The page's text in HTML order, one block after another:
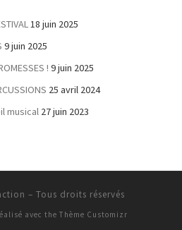
18 juin 2025
9 juin 2025
! 9 juin 2025
25 avril 2024
musical 27 juin 2023
– Tous droits réservés
avec the Thème Customizr